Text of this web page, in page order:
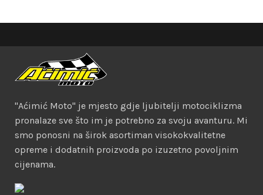
"Aćimić Moto" je mjesto gdje ljubitelji motociklizma
pronalaze sve što im je potrebno za svoju avanturu. Mi
smo ponosni na širok asortiman visokokvalitetne
opreme i dodatnih proizvoda po izuzetno povoljnim
cijenama.